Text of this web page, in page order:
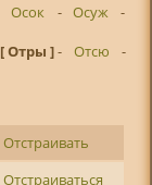
Осок - Осуж
-
[ Отры ]- Отсю
-
Отстраивать
Отстраиваться